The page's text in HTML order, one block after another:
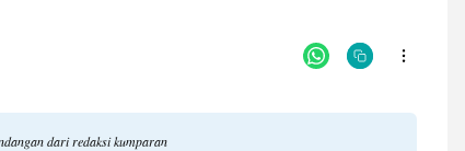
dari redaksi kumparan